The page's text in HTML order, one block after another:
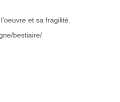
et sa fragilité.
bestiaire/